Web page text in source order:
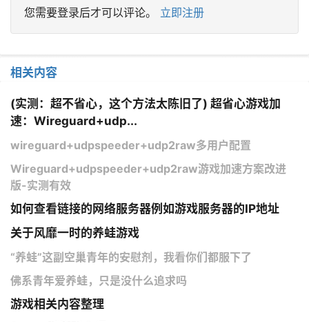
您需要登录后才可以评论。 立即注册
相关内容
(实测：超不省心，这个方法太陈旧了) 超省心游戏加
速：Wireguard+udp...
wireguard+udpspeeder+udp2raw多用户配置
Wireguard+udpspeeder+udp2raw游戏加速方案改进
版-实测有效
如何查看链接的网络服务器例如游戏服务器的IP地址
关于风靡一时的养蛙游戏
“养蛙”这副空巢青年的安慰剂，我看你们都服下了
佛系青年爱养蛙，只是没什么追求吗
游戏相关内容整理